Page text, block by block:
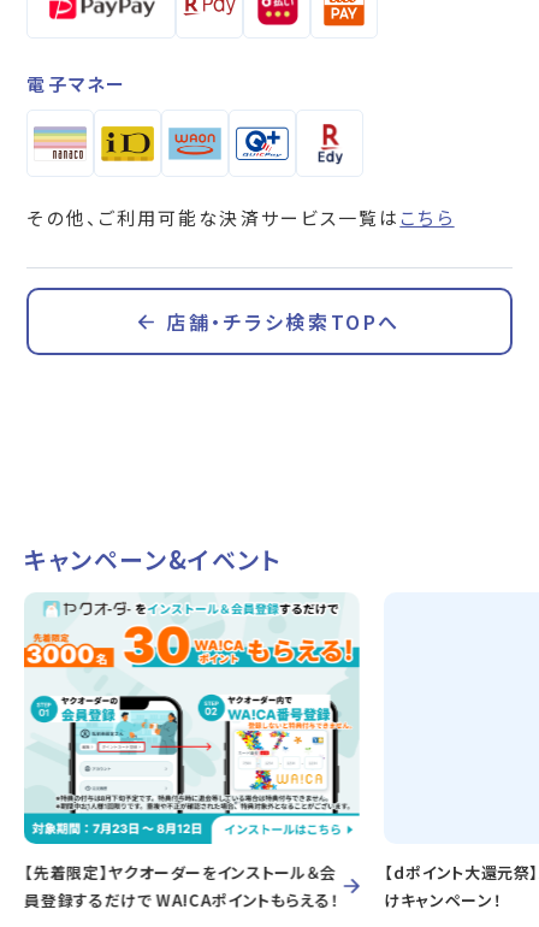
電子マネー
その他、ご利用可能な決済サービス一覧は こちら
店舗・チラシ検索TOPへ
キャンペーン&イベント
【先着限定】ヤクオーダーをインストール＆会
員登録するだけで WA!CAポイントもらえる！
【ｄポイント大還元祭
けキャンペーン！